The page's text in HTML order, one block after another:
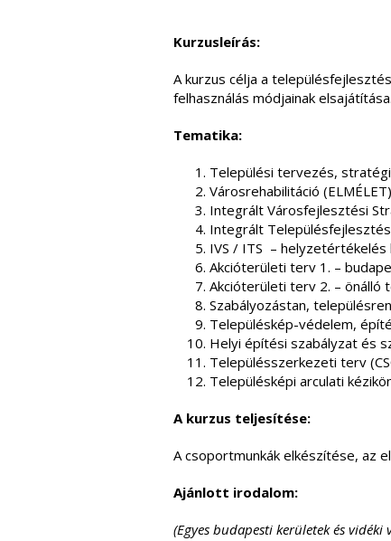
Kurzusleírás:
A kurzus célja a
felhasználás módjainak elsajátítása.
Tematika:
Települési tervezés,
Városrehabilitáció (ELMÉLET)
Integrált Városfejlesztési
Integrált
IVS / ITS – helyzetértékelés
Akcióterületi terv 1. –
Akcióterületi terv 2. – önálló
Szabályozástan,
Településkép-védelem,
Helyi építési szabályzat és
Településszerkezeti terv
Településképi arculati
A kurzus teljesítése:
A csoportmunkák elkészítése, az
Ajánlott irodalom:
(Egyes budapesti kerületek és